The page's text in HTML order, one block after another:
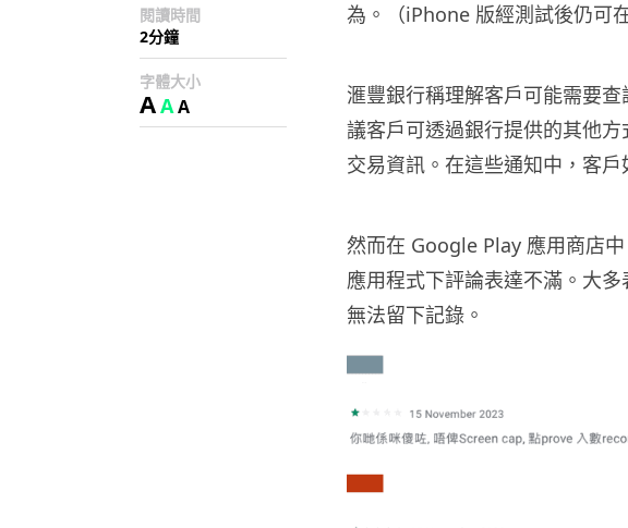
閱讀時間
2分鐘
字體大小
AAA
為。（iPhone 版經測試後仍可
滙豐銀行稱理解客戶可能需要
議客戶可透過銀行提供的其他
交易資訊。在這些通知中，客
然而在 Google Play 應用商店
應用程式下評論表達不滿。大
無法留下記錄。